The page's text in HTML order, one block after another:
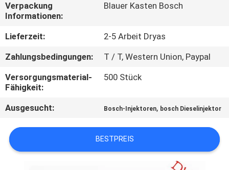
TRETEN
SIE
MIT
UNS
IN
VERBINDUNG
FORDERN
SIE EIN
Verpackung
Informationen:
Blauer Kasten Bosch
Lieferzeit:
2-5 Arbeit Dryas
Zahlungsbedingungen:
T / T, Western Union, Paypal
Versorgungsmaterial-
Fähigkeit:
500 Stück
Ausgesucht: Bosch-Injektoren, bosch Dieselinjektor
BESTPREIS